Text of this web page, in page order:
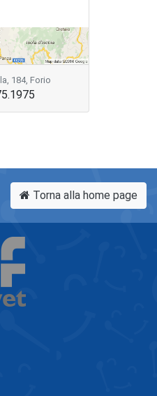
184, Forio
Torna alla home page